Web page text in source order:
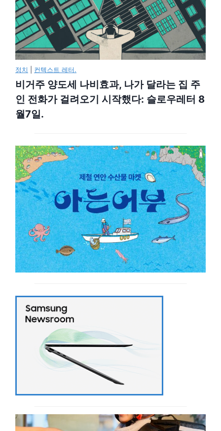
정치 컨텍스트 레터.
비거주 양도세 나비효과, 나가 달라는 집 주
인 전화가 걸려오기 시작했다: 슬로우레터 8
월7일.